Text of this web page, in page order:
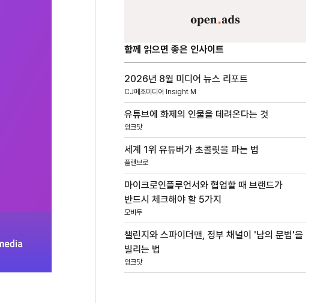
함께 읽으면 좋은 인사이트
2026년 8월 미디어 뉴스 리포트
CJ메조미디어 Insight M
유튜브에 화제의 인물을 데려온다는 것
잉크닷
세계 1위 유튜버가 초콜릿을 파는 법
플랜브로
마이크로인플루언서와 협업할 때 브랜드가
반드시 체크해야 할 5가지
모비두
챌린지와 스파이더맨, 정부 채널이 '남의 문법'을
빌리는 법
잉크닷